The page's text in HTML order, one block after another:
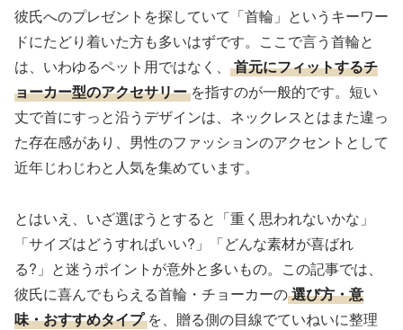
彼氏へのプレゼントを探していて「首輪」というキーワー
ドにたどり着いた方も多いはずです。ここで言う首輪と
は、いわゆるペット用ではなく、
首元にフィットするチ
ョーカー型のアクセサリー を指すのが一般的です。短い
丈で首にすっと沿うデザインは、ネックレスとはまた違っ
た存在感があり、男性のファッションのアクセントとして
近年じわじわと人気を集めています。
とはいえ、いざ選ぼうとすると「重く思われないかな」
「サイズはどうすればいい?」「どんな素材が喜ばれ
る?」と迷うポイントが意外と多いもの。この記事では、
彼氏に喜んでもらえる首輪・チョーカーの選び方・意
味・おすすめタイプ を、贈る側の目線でていねいに整理